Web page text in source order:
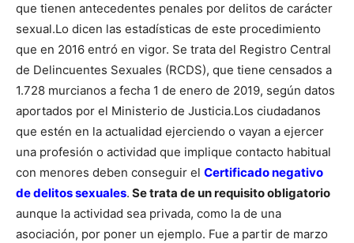
que tienen antecedentes penales por delitos de carácter
sexual.Lo dicen las estadísticas de este procedimiento
que en 2016 entró en vigor. Se trata del Registro Central
de Delincuentes Sexuales (RCDS), que tiene censados a
1.728 murcianos a fecha 1 de enero de 2019, según datos
aportados por el Ministerio de Justicia.Los ciudadanos
que estén en la actualidad ejerciendo o vayan a ejercer
una profesión o actividad que implique contacto habitual
con menores deben conseguir el Certificado negativo
de delitos sexuales. Se trata de un requisito obligatorio
aunque la actividad sea privada, como la de una
asociación, por poner un ejemplo. Fue a partir de marzo